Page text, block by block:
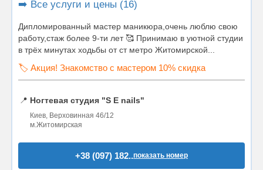
➡️ Все услуги и цены (16)
Дипломированный мастер маникюра,очень люблю свою
работу,стаж более 9-ти лет 🥰 Принимаю в уютной студии
в трёх минутах ходьбы от ст метро Житомирской...
🏷️ Акция! Знакомство с мастером 10% скидка
📍 Ногтевая студия "S E nails"
Киев, Верховинная 46/12
м.Житомирская
+38 (097) 182..показать номер